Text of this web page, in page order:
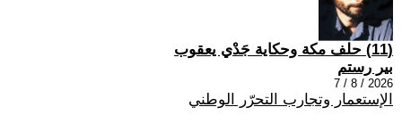
(11) حلف مكة وحكاية جَدْي يعقوب
بير رستم
2026 / 8 / 7
الإستعمار وتجارب التحرّر الوطني